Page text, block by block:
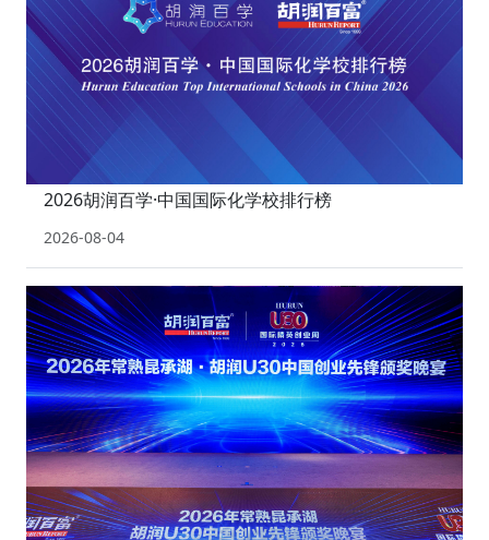
2026胡润百学·中国国际化学校排行榜
2026-08-04